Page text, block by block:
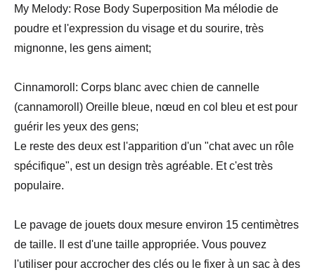
My Melody: Rose Body Superposition Ma mélodie de
poudre et l'expression du visage et du sourire, très
mignonne, les gens aiment;
Cinnamoroll: Corps blanc avec chien de cannelle
(cannamoroll) Oreille bleue, nœud en col bleu et est pour
guérir les yeux des gens;
Le reste des deux est l'apparition d'un "chat avec un rôle
spécifique", est un design très agréable. Et c'est très
populaire.
Le pavage de jouets doux mesure environ 15 centimètres
de taille. Il est d'une taille appropriée. Vous pouvez
l'utiliser pour accrocher des clés ou le fixer à un sac à des